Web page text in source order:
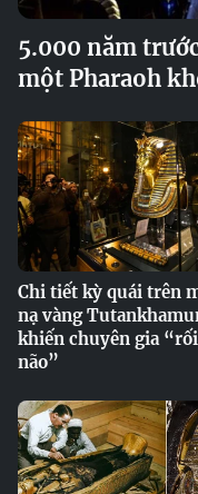
5.000 năm
một Pharaoh
Chi tiết kỳ quái trên
nạ vàng
khiến chuyên gia “rối
não”